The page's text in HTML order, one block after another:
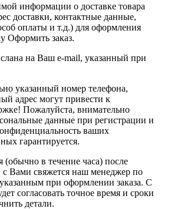
информации о доставке товара
доставки, контактные данные,
оплаты и т.д.) для оформления
Оформить заказ.
на Ваш e-mail, указанный при
указанный номер телефона,
адрес могут привести к
Пожалуйста, внимательно
данные при регистрации и
ваших
гарантируется.
(обычно в течение часа) после
Вами свяжется наш менеджер по
при оформлении заказа. С
согласовать точное время и сроки
детали.